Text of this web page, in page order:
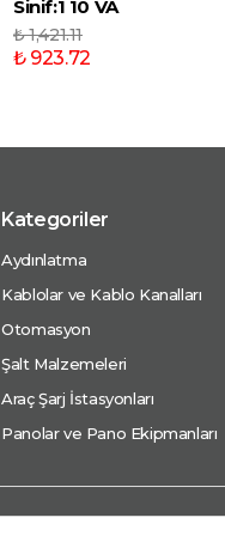
Sinif:1 10 VA
₺ 1,421.11
₺ 923.72
Kategoriler
Aydınlatma
Kablolar ve Kablo Kanalları
Otomasyon
Şalt Malzemeleri
Araç Şarj İstasyonları
Panolar ve Pano Ekipmanları